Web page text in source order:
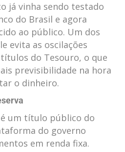
já vinha sendo testado
do Brasil e agora
ao público. Um dos
evita as oscilações
do Tesouro, o que
previsibilidade na hora
o dinheiro.
é um título público do
do governo
em renda fixa.